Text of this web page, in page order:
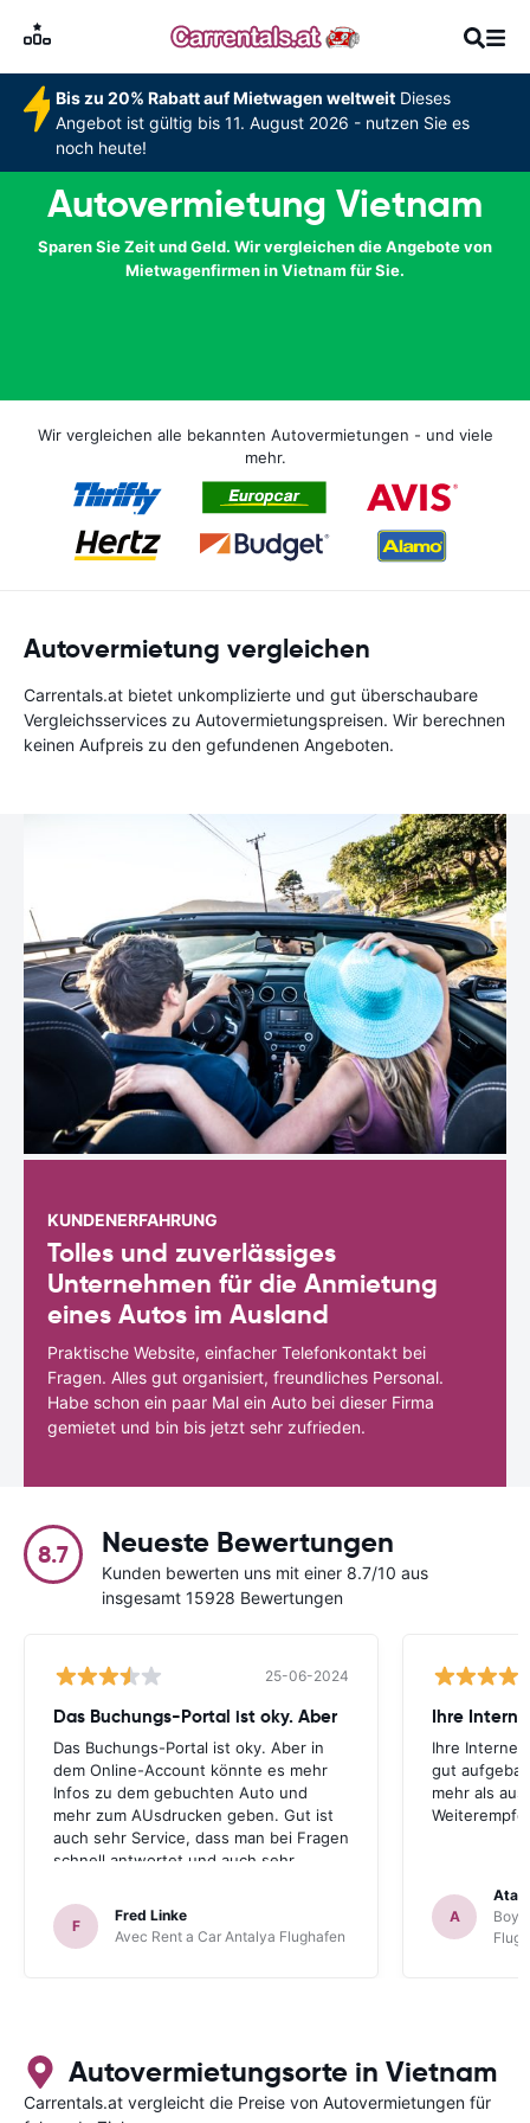
Bis zu 20% Rabatt auf Mietwagen weltweitDieses
Angebot ist gültig bis 11. August 2026 - nutzen Sie es
noch heute!
Autovermietung Vietnam
Sparen Sie Zeit und Geld. Wir vergleichen die Angebote von
Mietwagenfirmen in Vietnam für Sie.
Wir vergleichen alle bekannten Autovermietungen - und viele
mehr.
Autovermietung vergleichen
Carrentals.at bietet unkomplizierte und gut überschaubare
Vergleichsservices zu Autovermietungspreisen. Wir berechnen
keinen Aufpreis zu den gefundenen Angeboten.
KUNDENERFAHRUNG
Tolles und zuverlässiges
Unternehmen für die Anmietung
eines Autos im Ausland
Praktische Website, einfacher Telefonkontakt bei
Fragen. Alles gut organisiert, freundliches Personal.
Habe schon ein paar Mal ein Auto bei dieser Firma
gemietet und bin bis jetzt sehr zufrieden.
8.7 Neueste Bewertungen
Kunden bewerten uns mit einer 8.7/10 aus
insgesamt 15928 Bewertungen
25-06-2024
Das Buchungs-Portal ist oky. Aber
Das Buchungs-Portal ist oky. Aber in
dem Online-Account könnte es mehr
Infos zu dem gebuchten Auto und
mehr zum AUsdrucken geben. Gut ist
auch sehr Service, dass man bei Fragen
schnell antwortet und auch sehr
gute Erfahrung. Deshalb habe ich Sie
als meinen Lieblings-Mietautovermittler
auch für künftige Buchungen
F
Fred Linke
Avec Rent a Car Antalya Flughafen
Ihre
gut
mehr als
A
Autovermietungsorte in Vietnam
Carrentals.at vergleicht die Preise von Autovermietungen für